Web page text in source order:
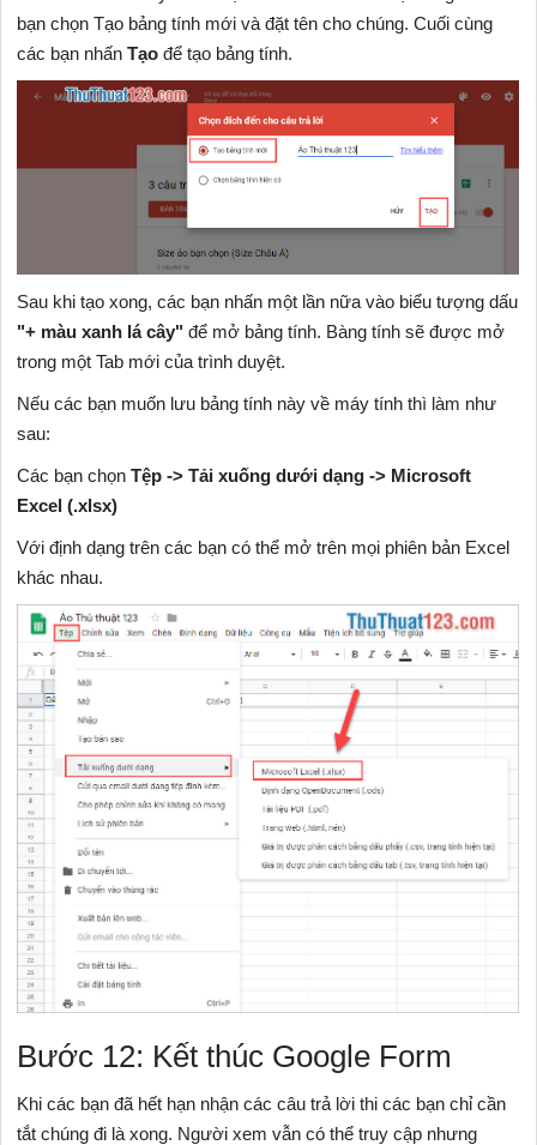
bạn chọn Tạo bảng tính mới và đặt tên cho chúng. Cuối cùng
các bạn nhấnTạo để tạo bảng tính.
Sau khi tạo xong, các bạn nhấn một lần nữa vào biểu tượng dấu
"+ màu xanh lá cây" để mở bảng tính. Bàng tính sẽ được mở
trong một Tab mới của trình duyệt.
Nếu các bạn muốn lưu bảng tính này về máy tính thì làm như
sau:
Các bạn chọnTệp -> Tải xuống dưới dạng -> Microsoft
Excel (.xlsx)
Với định dạng trên các bạn có thể mở trên mọi phiên bản Excel
khác nhau.
Bước 12: Kết thúc Google Form
Khi các bạn đã hết hạn nhận các câu trả lời thi các bạn chỉ cần
tắt chúng đi là xong. Người xem vẫn có thể truy cập nhưng